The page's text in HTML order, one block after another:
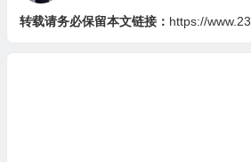
转载请务必保留本文链接： https://